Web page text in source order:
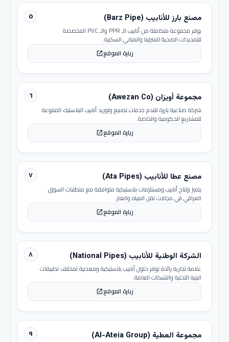
٥ مصنع بارز للأنابيب (Barz Pipe)
يوفر مجموعة متكاملة من أنابيب الـ PPR والـ PVC المخصصة
للتمديدات الصحية المنزلية والمباني السكنية.
زيارة الموقعopen_in_new
٦ مجموعة أويزان (Awezan Co)
شركة صناعية بارزة تقدم خدمات تصنيع وتوريد أنابيب البلاستيك المتنوعة
للمشاريع الحكومية والخاصة.
زيارة الموقعopen_in_new
٧ مصنع عطا للأنابيب (Ata Pipes)
يتميز بإنتاج أنابيب ومستلزمات بلاستيكية متوافقة مع متطلبات السوق
العراقي في مجالات نقل المياه والغاز.
زيارة الموقعopen_in_new
٨ الشركة الوطنية للأنابيب (National Pipes)
علامة تجارية رائدة توفر حلول أنابيب بلاستيكية ومعدنية لمختلف تطبيقات
البنية التحتية والشبكات العامة.
زيارة الموقعopen_in_new
٩ مجموعة العطية (Al-Ateia Group)